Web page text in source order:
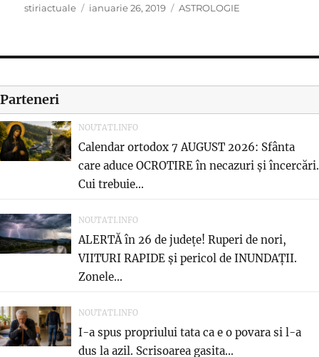
Author
stiriactuale
Posted
ianuarie 26, 2019 Categories
ASTROLOGIE
Parteneri
NOUTATI.INFO
Calendar ortodox 7 AUGUST 2026: Sfânta
care aduce OCROTIRE în necazuri și încercări.
Cui trebuie...
NOUTATI.INFO
ALERTĂ în 26 de județe! Ruperi de nori,
VIITURI RAPIDE și pericol de INUNDAȚII.
Zonele...
NOUTATI.INFO
I-a spus propriului tata ca e o povara si l-a
dus la azil. Scrisoarea gasita...